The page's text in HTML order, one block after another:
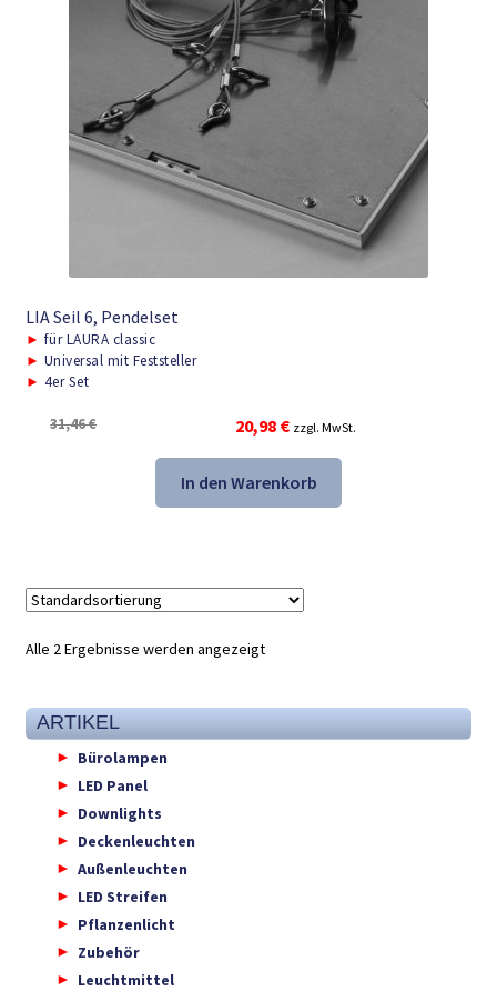
LIA Seil 6, Pendelset
► für LAURA classic
► Universal mit Feststeller
► 4er Set
31,46€
Ursprünglicher
Preis
war:
31,46 €
20,98 €Aktueller
Preis
ist:
20,98 €.
zzgl. MwSt.
In den Warenkorb
Alle 2 Ergebnisse werden angezeigt
ARTIKEL
Bürolampen
LED Panel
Downlights
Deckenleuchten
Außenleuchten
LED Streifen
Pflanzenlicht
Zubehör
Leuchtmittel